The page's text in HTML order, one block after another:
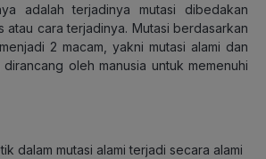
adalah terjadinya mutasi dibedakan
atau cara terjadinya. Mutasi berdasarkan
2 macam, yakni mutasi alami dan
oleh manusia untuk memenuhi
dalam mutasi alami terjadi secara alami